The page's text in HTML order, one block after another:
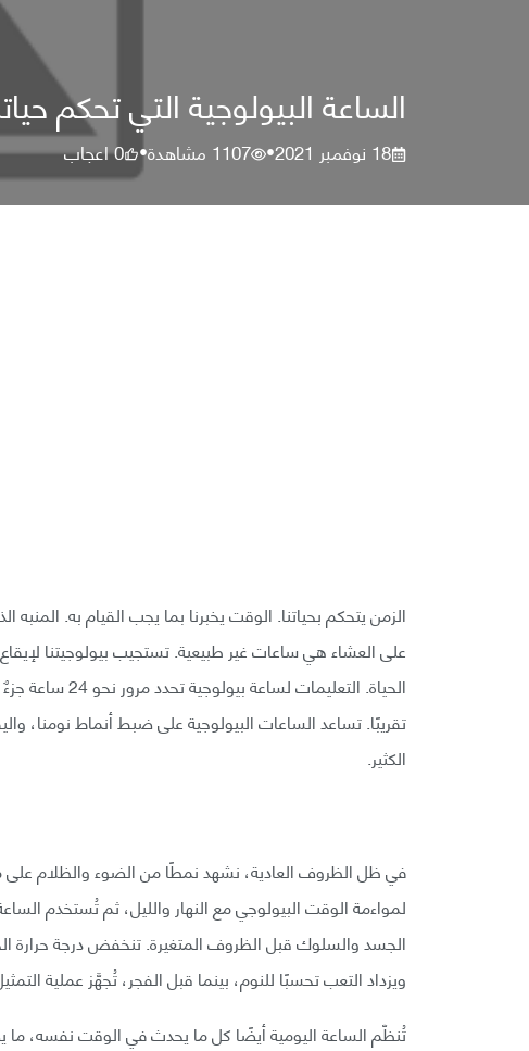
الساعة البيولوجية التي تحكم
18 نوفمبر 2021 •
1107 مشاهدة•
0اعجاب
الزمن يتحكم بحياتنا. الوقت يخبرنا بما يجب القيام به. المنبه
على العشاء هي ساعات غير طبيعية. تستجيب بيولوجيتنا
الحياة.
تقريبًا. تساعد الساعات البيولوجية على ضبط أنماط نومنا،
الكثير.
الجسد والسلوك قبل الظروف المتغيرة. تنخفض درجة
ويزداد التعب تحسبًا للنوم، بينما قبل الفجر، تُجهَّز عملية
تُنظّم الساعة اليومية أيضًا كل ما يحدث في الوقت نفسه،